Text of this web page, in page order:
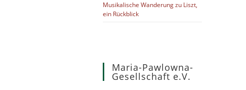
Musikalische Wanderung zu Liszt,
ein Rückblick
Maria-Pawlowna-
Gesellschaft e.V.